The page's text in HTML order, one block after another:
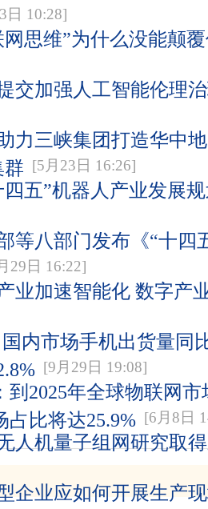
日 10:28]
网思维”为什么没能颠
交加强人工智能伦理
力三峡集团打造华中
群 [5月23日 16:26]
四五”机器人产业发展
等八部门发布《“十四
29日 16:22]
业加速智能化 数字产
国内市场手机出货量同
[9月29日 19:08]
到2025年全球物联网
占比将达25.9% [6月8日
人机量子组网研究取
企业应如何开展生产